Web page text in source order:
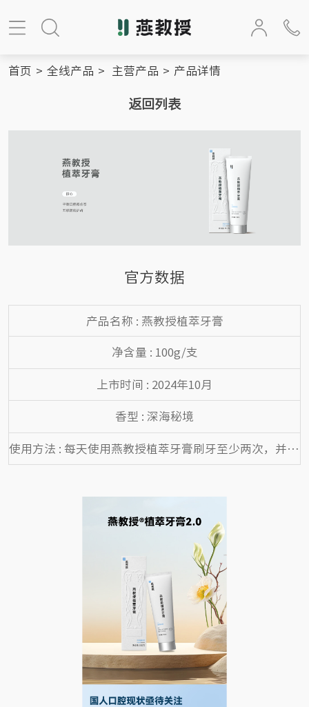
首页 > 全线产品 > 主营产品 > 产品详情
返回列表
官方数据
产品名称 : 燕教授植萃牙膏
净含量 : 100g/支
上市时间 : 2024年10月
香型 : 深海秘境
使用方法 : 每天使用燕教授植萃牙膏刷牙至少两次，并配合正确刷牙方法，维护口腔健康更有效